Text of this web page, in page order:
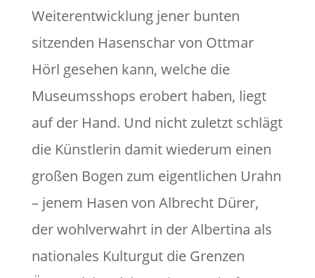
Weiterentwicklung jener bunten
sitzenden Hasenschar von Ottmar
Hörl gesehen kann, welche die
Museumsshops erobert haben, liegt
auf der Hand. Und nicht zuletzt schlägt
die Künstlerin damit wiederum einen
großen Bogen zum eigentlichen Urahn
– jenem Hasen von Albrecht Dürer,
der wohlverwahrt in der Albertina als
nationales Kulturgut die Grenzen